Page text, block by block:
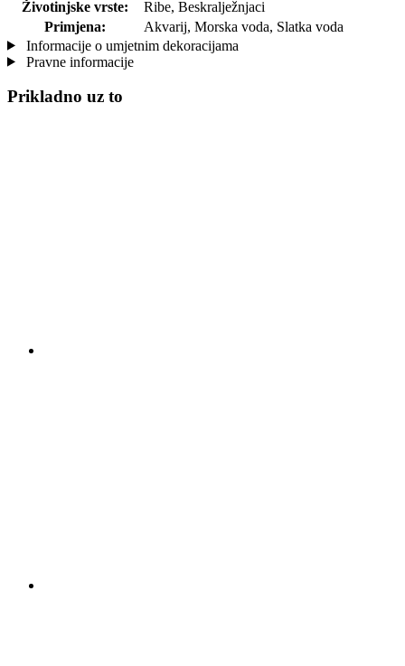
Životinjske vrste:
Ribe, Beskralježnjaci
Primjena:
Akvarij, Morska voda, Slatka voda
Informacije o umjetnim dekoracijama
Pravne informacije
Prikladno uz to